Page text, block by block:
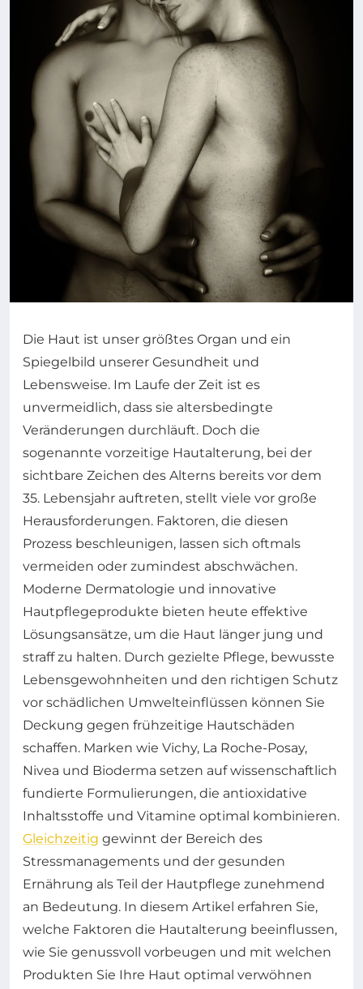
Die Haut ist unser größtes Organ und ein
Spiegelbild unserer Gesundheit und
Lebensweise. Im Laufe der Zeit ist es
unvermeidlich, dass sie altersbedingte
Veränderungen durchläuft. Doch die
sogenannte vorzeitige Hautalterung, bei der
sichtbare Zeichen des Alterns bereits vor dem
35. Lebensjahr auftreten, stellt viele vor große
Herausforderungen. Faktoren, die diesen
Prozess beschleunigen, lassen sich oftmals
vermeiden oder zumindest abschwächen.
Moderne Dermatologie und innovative
Hautpflegeprodukte bieten heute effektive
Lösungsansätze, um die Haut länger jung und
straff zu halten. Durch gezielte Pflege, bewusste
Lebensgewohnheiten und den richtigen Schutz
vor schädlichen Umwelteinflüssen können Sie
Deckung gegen frühzeitige Hautschäden
schaffen. Marken wie Vichy, La Roche-Posay,
Nivea und Bioderma setzen auf wissenschaftlich
fundierte Formulierungen, die antioxidative
Inhaltsstoffe und Vitamine optimal kombinieren.
Gleichzeitig gewinnt der Bereich des
Stressmanagements und der gesunden
Ernährung als Teil der Hautpflege zunehmend
an Bedeutung. In diesem Artikel erfahren Sie,
welche Faktoren die Hautalterung beeinflussen,
wie Sie genussvoll vorbeugen und mit welchen
Produkten Sie Ihre Haut optimal verwöhnen